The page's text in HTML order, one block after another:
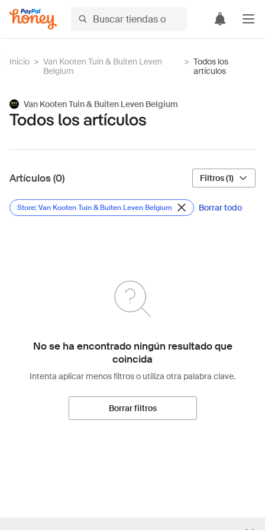
Inicio > Van Kooten Tuin & Buiten Leven
Belgium
> Todos los
artículos
Van Kooten Tuin & Buiten Leven Belgium
Todos los artículos
Artículos (0) Filtros (1)
Store: Van Kooten Tuin & Buiten Leven Belgium Borrar todo
No se ha encontrado ningún resultado que
coincida
Intenta aplicar menos filtros o utiliza otra palabra clave.
Borrar filtros